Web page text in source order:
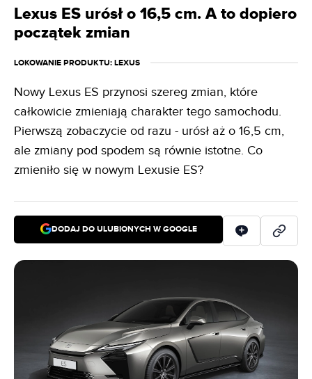
Lexus ES urósł o 16,5 cm. A to dopiero
początek zmian
LOKOWANIE PRODUKTU: LEXUS
Nowy Lexus ES przynosi szereg zmian, które
całkowicie zmieniają charakter tego samochodu.
Pierwszą zobaczycie od razu - urósł aż o 16,5 cm,
ale zmiany pod spodem są równie istotne. Co
zmieniło się w nowym Lexusie ES?
DODAJ DO ULUBIONYCH W GOOGLE